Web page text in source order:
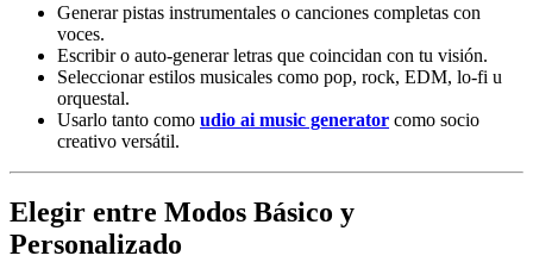
Generar pistas instrumentales o canciones completas con
voces.
Escribir o auto-generar letras que coincidan con tu visión.
Seleccionar estilos musicales como pop, rock, EDM, lo-fi u
orquestal.
Usarlo tanto como udio ai music generator como socio
creativo versátil.
Elegir entre Modos Básico y
Personalizado